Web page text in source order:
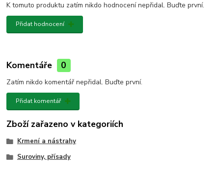
K tomuto produktu zatím nikdo hodnocení nepřidal. Buďte první.
Přidat hodnocení
Komentáře 0
Zatím nikdo komentář nepřidal. Buďte první.
Přidat komentář
Zboží zařazeno v kategoriích
Krmení a nástrahy
Suroviny, přísady